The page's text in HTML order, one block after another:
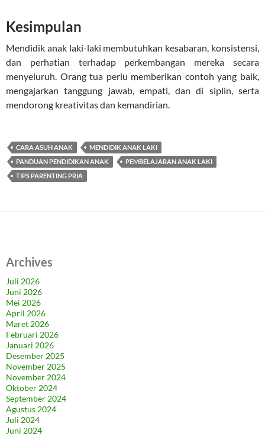
Kesimpulan
Mendidik anak laki-laki membutuhkan kesabaran, konsistensi,
dan perhatian terhadap perkembangan mereka secara
menyeluruh. Orang tua perlu memberikan contoh yang baik,
mengajarkan tanggung jawab, empati, dan di siplin, serta
mendorong kreativitas dan kemandirian.
CARA ASUH ANAK
MENDIDIK ANAK LAKI
PANDUAN PENDIDIKAN ANAK
PEMBELAJARAN ANAK LAKI
TIPS PARENTING PRIA
Archives
Juli 2026
Juni 2026
Mei 2026
April 2026
Maret 2026
Februari 2026
Januari 2026
Desember 2025
November 2025
November 2024
Oktober 2024
September 2024
Agustus 2024
Juli 2024
Juni 2024